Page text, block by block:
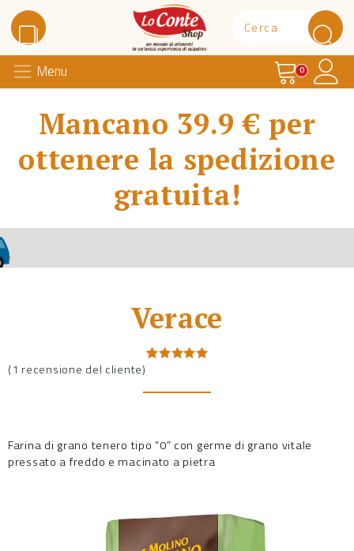
Lo Conte Shop
Menu Carrello
0
Mancano 39.9 € per
ottenere la spedizione
gratuita!
Verace
su base
(1 recensione del cliente)
Farina di grano tenero tipo “0” con germe di grano vitale
pressato a freddo e macinato a pietra